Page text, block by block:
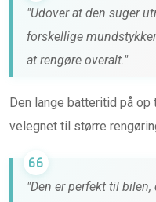
"Udover at den suger
forskellige
at rengøre overalt."
Den lange batteritid på
velegnet til større
"Den er perfekt til